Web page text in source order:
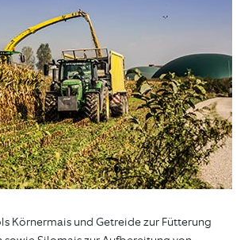
Körnermais und Getreide zur Fütterung